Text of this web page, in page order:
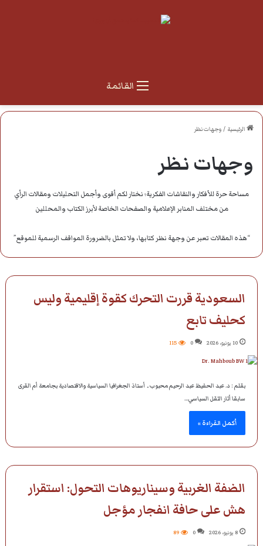
القائمة
الرئيسية /وجهات نظر
وجهات نظر
مساحة حرة للأفكار والنقاشات الفكرية؛ نختار لكم أقوى وأجمل التحليلات ومقالات الرأي
من مختلف المنابر الإعلامية والصفحات الخاصة لأبرز الكتاب والمحللين
“هذه المقالات تعبر عن وجهة نظر كتابها، ولا تمثل بالضرورة المواقف الرسمية للموقع”
السعودية قررت التحرك كقوة إقليمية وليس
كحليف تابع
10 يونيو، 2026 0
115
بقلم : د. عبد الحفيظ عبد الرحيم محبوب ـ أستاذ الجغرافيا السياسية والاقتصادية بجامعة أم القرى
سابقا أثار الثقل السياسي…
أكمل القراءة »
الضفة الغربية وسيناريوهات التحول: استقرار
هش على حافة انفجار مؤجل
8 يونيو، 2026 0
89